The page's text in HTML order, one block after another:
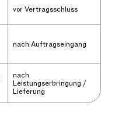
vor Vertragsschluss
nach Auftragseingang
nach
Leistungserbringung /
Lieferung